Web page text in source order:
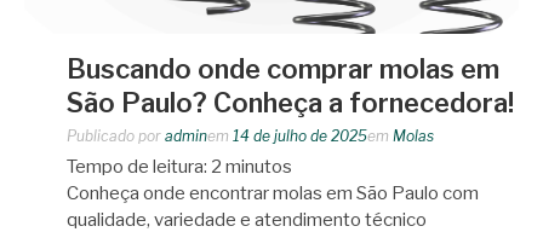
Buscando onde comprar molas em
São Paulo? Conheça a fornecedora!
Publicado por adminem 14 de julho de 2025em Molas
Tempo de leitura: 2 minutos
Conheça onde encontrar molas em São Paulo com
qualidade, variedade e atendimento técnico